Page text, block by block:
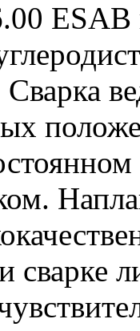
ESAB
сварке